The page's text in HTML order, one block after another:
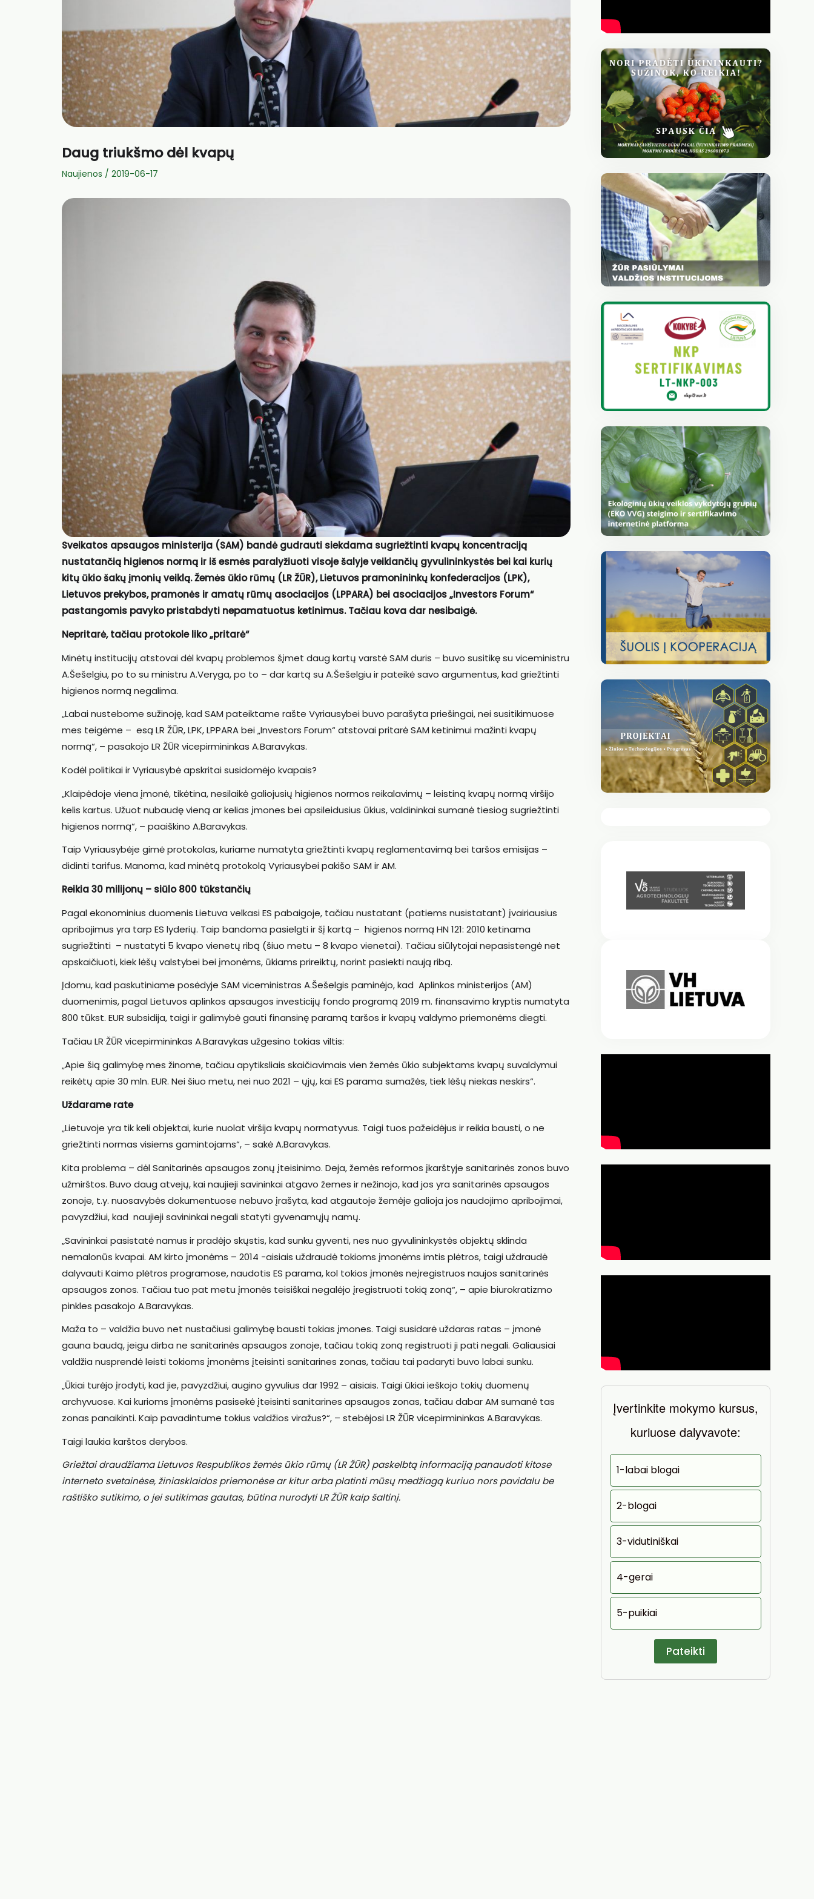
Daug triukšmo dėl kvapų
Naujienos / 2019-06-17
Sveikatos apsaugos ministerija (SAM) bandė gudrauti siekdama sugriežtinti kvapų koncentraciją
nustatančią higienos normą ir iš esmės paralyžiuoti visoje šalyje veikiančių gyvulininkystės bei kai kurių
kitų ūkio šakų įmonių veiklą. Žemės ūkio rūmų (LR ŽŪR), Lietuvos pramonininkų konfederacijos (LPK),
Lietuvos prekybos, pramonės ir amatų rūmų asociacijos (LPPARA) bei asociacijos „Investors Forum“
pastangomis pavyko pristabdyti nepamatuotus ketinimus. Tačiau kova dar nesibaigė.
Nepritarė, tačiau protokole liko „pritarė“
Minėtų institucijų atstovai dėl kvapų problemos šįmet daug kartų varstė SAM duris – buvo susitikę su viceministru
A.Šešelgiu, po to su ministru A.Veryga, po to – dar kartą su A.Šešelgiu ir pateikė savo argumentus, kad griežtinti
higienos normą negalima.
„Labai nustebome sužinoję, kad SAM pateiktame rašte Vyriausybei buvo parašyta priešingai, nei susitikimuose
mes teigėme – esą LR ŽŪR, LPK, LPPARA bei „Investors Forum“ atstovai pritarė SAM ketinimui mažinti kvapų
normą“, – pasakojo LR ŽŪR vicepirmininkas A.Baravykas.
Kodėl politikai ir Vyriausybė apskritai susidomėjo kvapais?
„Klaipėdoje viena įmonė, tikėtina, nesilaikė galiojusių higienos normos reikalavimų – leistiną kvapų normą viršijo
kelis kartus. Užuot nubaudę vieną ar kelias įmones bei apsileidusius ūkius, valdininkai sumanė tiesiog sugriežtinti
higienos normą“, – paaiškino A.Baravykas.
Taip Vyriausybėje gimė protokolas, kuriame numatyta griežtinti kvapų reglamentavimą bei taršos emisijas –
didinti tarifus. Manoma, kad minėtą protokolą Vyriausybei pakišo SAM ir AM.
Reikia 30 milijonų – siūlo 800 tūkstančių
Pagal ekonominius duomenis Lietuva velkasi ES pabaigoje, tačiau nustatant (patiems nusistatant) įvairiausius
apribojimus yra tarp ES lyderių. Taip bandoma pasielgti ir šį kartą – higienos normą HN 121: 2010 ketinama
sugriežtinti – nustatyti 5 kvapo vienetų ribą (šiuo metu – 8 kvapo vienetai). Tačiau siūlytojai nepasistengė net
apskaičiuoti, kiek lėšų valstybei bei įmonėms, ūkiams prireiktų, norint pasiekti naują ribą.
Įdomu, kad paskutiniame posėdyje SAM viceministras A.Šešelgis paminėjo, kad Aplinkos ministerijos (AM)
duomenimis, pagal Lietuvos aplinkos apsaugos investicijų fondo programą 2019 m. finansavimo kryptis numatyta
800 tūkst. EUR subsidija, taigi ir galimybė gauti finansinę paramą taršos ir kvapų valdymo priemonėms diegti.
Tačiau LR ŽŪR vicepirmininkas A.Baravykas užgesino tokias viltis:
„Apie šią galimybę mes žinome, tačiau apytiksliais skaičiavimais vien žemės ūkio subjektams kvapų suvaldymui
reikėtų apie 30 mln. EUR. Nei šiuo metu, nei nuo 2021 – ųjų, kai ES parama sumažės, tiek lėšų niekas neskirs“.
Uždarame rate
„Lietuvoje yra tik keli objektai, kurie nuolat viršija kvapų normatyvus. Taigi tuos pažeidėjus ir reikia bausti, o ne
griežtinti normas visiems gamintojams“, – sakė A.Baravykas.
Kita problema – dėl Sanitarinės apsaugos zonų įteisinimo. Deja, žemės reformos įkarštyje sanitarinės zonos buvo
užmirštos. Buvo daug atvejų, kai naujieji savininkai atgavo žemes ir nežinojo, kad jos yra sanitarinės apsaugos
zonoje, t.y. nuosavybės dokumentuose nebuvo įrašyta, kad atgautoje žemėje galioja jos naudojimo apribojimai,
pavyzdžiui, kad naujieji savininkai negali statyti gyvenamųjų namų.
„Savininkai pasistatė namus ir pradėjo skųstis, kad sunku gyventi, nes nuo gyvulininkystės objektų sklinda
nemalonūs kvapai. AM kirto įmonėms – 2014 -aisiais uždraudė tokioms įmonėms imtis plėtros, taigi uždraudė
dalyvauti Kaimo plėtros programose, naudotis ES parama, kol tokios įmonės neįregistruos naujos sanitarinės
apsaugos zonos. Tačiau tuo pat metu įmonės teisiškai negalėjo įregistruoti tokią zoną“, – apie biurokratizmo
pinkles pasakojo A.Baravykas.
Maža to – valdžia buvo net nustačiusi galimybę bausti tokias įmones. Taigi susidarė uždaras ratas – įmonė
gauna baudą, jeigu dirba ne sanitarinės apsaugos zonoje, tačiau tokią zoną registruoti ji pati negali. Galiausiai
valdžia nusprendė leisti tokioms įmonėms įteisinti sanitarines zonas, tačiau tai padaryti buvo labai sunku.
„Ūkiai turėjo įrodyti, kad jie, pavyzdžiui, augino gyvulius dar 1992 – aisiais. Taigi ūkiai ieškojo tokių duomenų
archyvuose. Kai kurioms įmonėms pasisekė įteisinti sanitarines apsaugos zonas, tačiau dabar AM sumanė tas
zonas panaikinti. Kaip pavadintume tokius valdžios viražus?“, – stebėjosi LR ŽŪR vicepirmininkas A.Baravykas.
Taigi laukia karštos derybos.
Griežtai draudžiama Lietuvos Respublikos žemės ūkio rūmų (LR ŽŪR) paskelbtą informaciją panaudoti kitose
interneto svetainėse, žiniasklaidos priemonėse ar kitur arba platinti mūsų medžiagą kuriuo nors pavidalu be
raštiško sutikimo, o jei sutikimas gautas, būtina nurodyti LR ŽŪR kaip šaltinį.
Įvertinkite mokymo kursus,
kuriuose dalyvavote:
1-labai blogai
2-blogai
3-vidutiniškai
4-gerai
5-puikiai